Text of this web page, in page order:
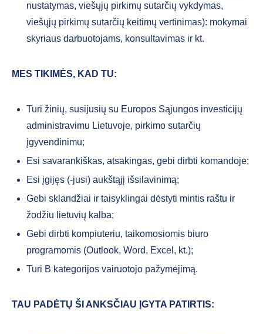
nustatymas, viešųjų pirkimų sutarčių vykdymas,
viešųjų pirkimų sutarčių keitimų vertinimas): mokymai
skyriaus darbuotojams, konsultavimas ir kt.
MES TIKIMĖS, KAD TU:
Turi žinių, susijusių su Europos Sąjungos investicijų
administravimu Lietuvoje, pirkimo sutarčių
įgyvendinimu;
Esi savarankiškas, atsakingas, gebi dirbti komandoje;
Esi įgijęs (-jusi) aukštąjį išsilavinimą;
Gebi sklandžiai ir taisyklingai dėstyti mintis raštu ir
žodžiu lietuvių kalba;
Gebi dirbti kompiuteriu, taikomosiomis biuro
programomis (Outlook, Word, Excel, kt.);
Turi B kategorijos vairuotojo pažymėjimą.
TAU PADĖTŲ ŠI ANKSČIAU ĮGYTA PATIRTIS: